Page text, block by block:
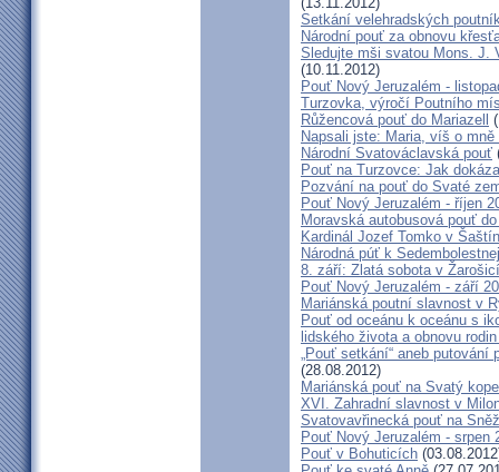
Setkání velehradských
Národní pouť za obnovu
Sledujte mši svatou Mons. J.
(10.11.2012)
Pouť Nový Jeruzalém -
Turzovka, výročí Poutního
Růžencová pouť do Mariazell
Napsali jste: Maria, víš o mně
Národní Svatováclavská pouť
Pouť na Turzovce: Jak
Pozvání na pouť do Svaté
Pouť Nový Jeruzalém - říjen
Moravská autobusová pouť
Kardinál Jozef Tomko v
Národná púť k
8. září: Zlatá sobota v
Pouť Nový Jeruzalém - září
Mariánská poutní slavnost v
Pouť od oceánu k oceánu s
lidského života a obnovu
„Pouť setkání“ aneb putování
(28.08.2012)
Mariánská pouť na Svatý
XVI. Zahradní slavnost v
Svatovavřinecká pouť na
Pouť Nový Jeruzalém - srpen
Pouť v Bohuticích